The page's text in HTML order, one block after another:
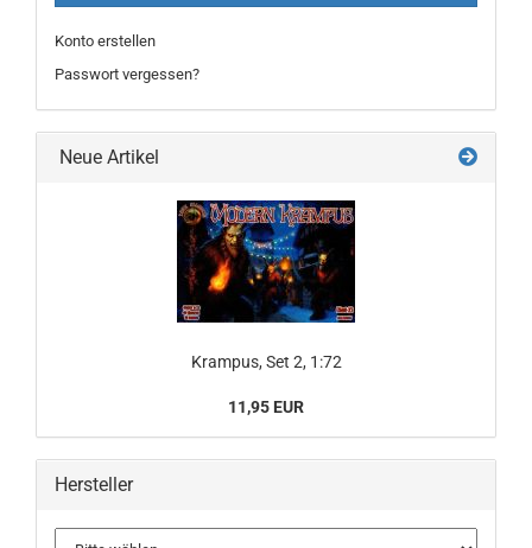
Konto erstellen
Passwort vergessen?
Neue Artikel
Krampus, Set 2, 1:72
11,95 EUR
Hersteller